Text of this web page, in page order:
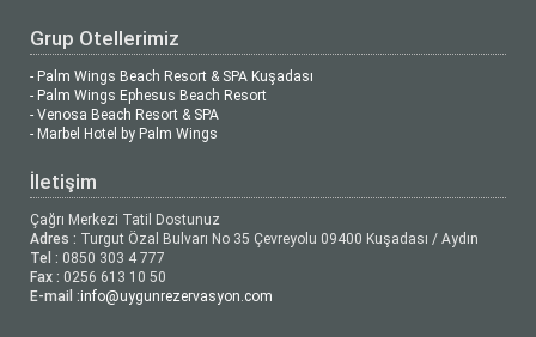
Grup Otellerimiz
- Palm Wings Beach Resort & SPA Kuşadası
- Palm Wings Ephesus Beach Resort
- Venosa Beach Resort & SPA
- Marbel Hotel by Palm Wings
İletişim
Çağrı Merkezi Tatil Dostunuz
Adres : Turgut Özal Bulvarı No 35 Çevreyolu 09400 Kuşadası / Aydın
Tel : 0850 303 4 777
Fax : 0256 613 10 50
E-mail :info@uygunrezervasyon.com